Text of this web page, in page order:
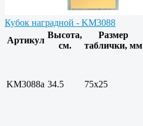
Кубок наградной - KM3088
Артикул
Высота,
см.
Размер
таблички, мм
KM3088a 34.5 75х25